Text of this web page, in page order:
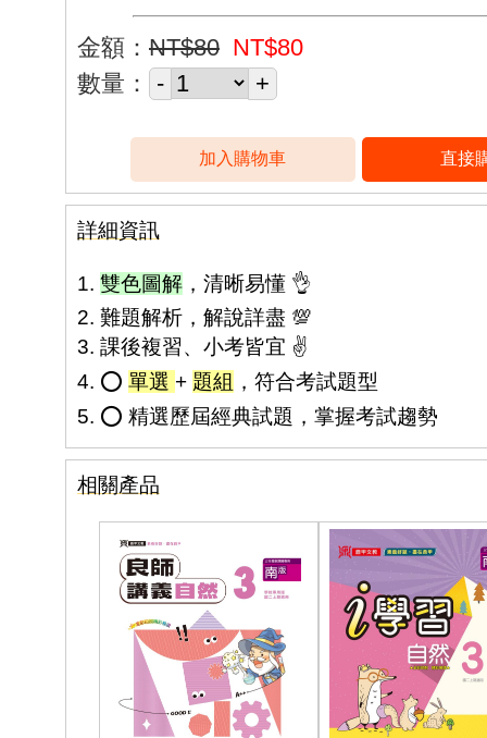
金額： NT$80 NT$80
數量：
詳細資訊
1. 雙色圖解 ，清晰易懂 👌
2. 難題解析，解說詳盡 💯
3. 課後複習、小考皆宜 ✌️
4. ⭕ 單選 + 題組 ，符合考試題型
5. ⭕ 精選歷屆經典試題，掌握考試趨勢
相關產品